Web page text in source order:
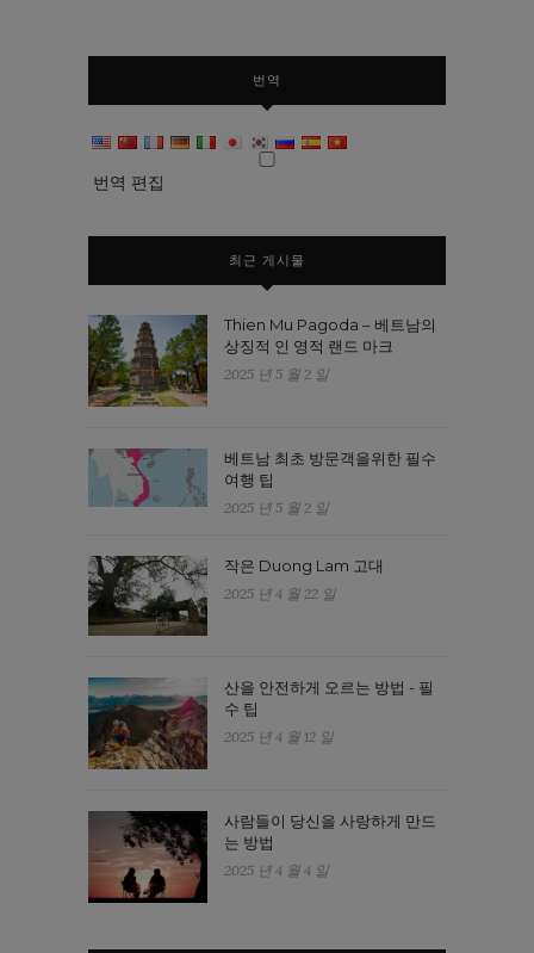
번역
번역 편집
최근 게시물
Thien Mu Pagoda – 베트남의
상징적 인 영적 랜드 마크
2025 년 5 월 2 일
베트남 최초 방문객을위한 필수
여행 팁
2025 년 5 월 2 일
작은 Duong Lam 고대
2025 년 4 월 22 일
산을 안전하게 오르는 방법 - 필
수 팁
2025 년 4 월 12 일
사람들이 당신을 사랑하게 만드
는 방법
2025 년 4 월 4 일